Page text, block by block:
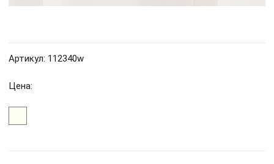
Артикул: 112340w
Цена: